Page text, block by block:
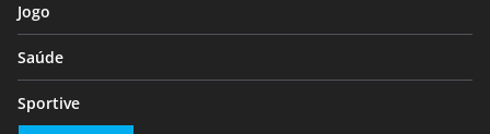
Jogo
Saúde
Sportive